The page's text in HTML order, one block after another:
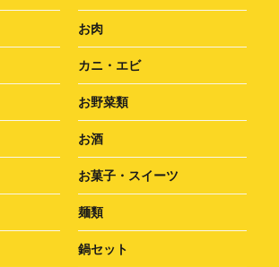
お肉
カニ・エビ
お野菜類
お酒
お菓子・スイーツ
麺類
鍋セット